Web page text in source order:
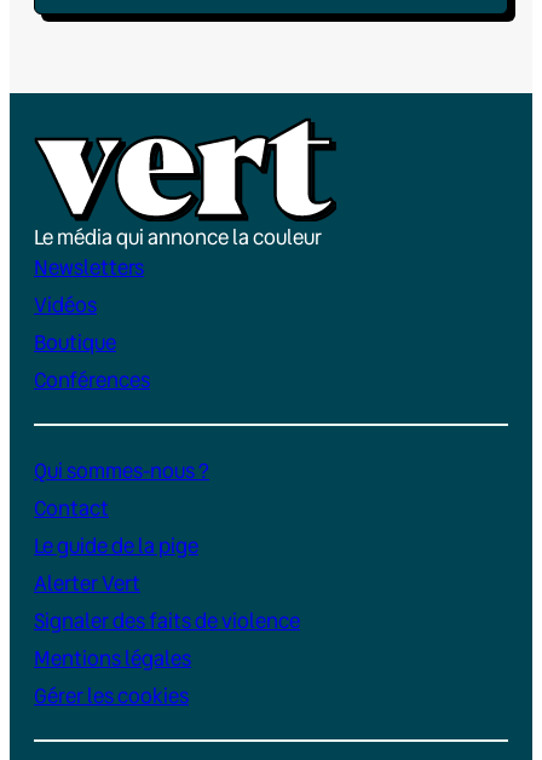
Le média qui annonce la couleur
Newsletters
Vidéos
Boutique
Conférences
Qui sommes-nous ?
Contact
Le guide de la pige
Alerter Vert
Signaler des faits de violence
Mentions légales
Gérer les cookies